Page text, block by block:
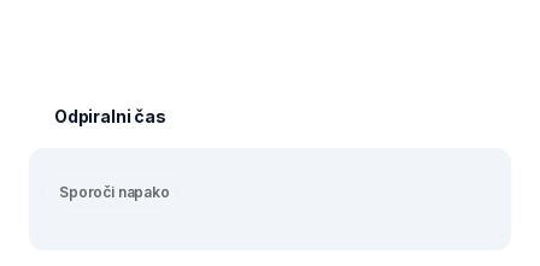
Odpiralni čas
Sporoči napako